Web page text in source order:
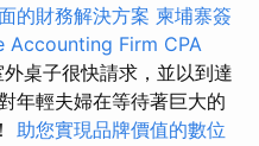
的財務解決方案 柬埔寨簽
Accounting Firm CPA
桌子很快請求，並以到達
年輕夫婦在等待著巨大的
助您實現品牌價值的數位